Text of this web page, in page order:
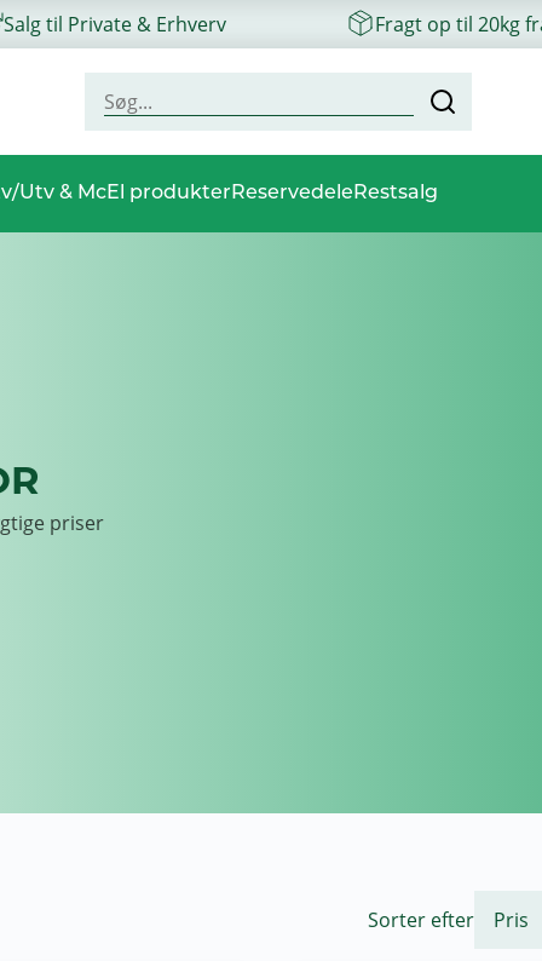
Salg til Private & Erhverv Fragt op til 20kg
Utv & McEl produkter Reservedele Restsalg
priser
Sorter efter